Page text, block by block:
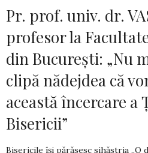
Pr. prof. univ. dr.
profesor la
din București: „Nu
clipă nădejdea că
această încercare a
Bisericii”
Bisericile își părăsesc sihăstria „O